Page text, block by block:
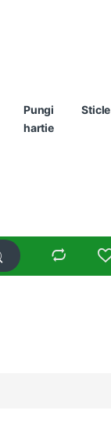
Pungi
hartie
Sticle